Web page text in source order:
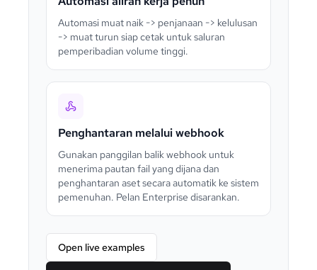
Automasi muat naik -> penjanaan -> kelulusan
-> muat turun siap cetak untuk saluran
pemperibadian volume tinggi.
Penghantaran melalui webhook
Gunakan panggilan balik webhook untuk
menerima pautan fail yang dijana dan
penghantaran aset secara automatik ke sistem
pemenuhan. Pelan Enterprise disarankan.
Open live examples